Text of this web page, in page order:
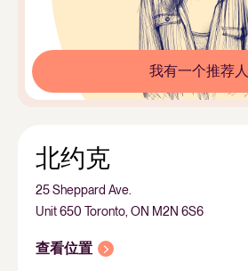
我有一个推荐人
北约克
25 Sheppard Ave.
Unit 650 Toronto, ON M2N 6S6
查看位置